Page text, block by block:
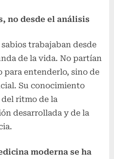
no desde el análisis
trabajaban desde
de la vida. No partían
para entenderlo, sino de
Su conocimiento
ritmo de la
desarrollada y de la
moderna se ha